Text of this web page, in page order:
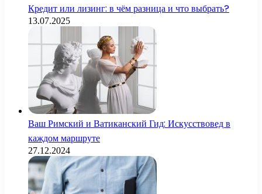
Кредит или лизинг: в чём разница и что выбрать?
13.07.2025
Ваш Римский и Ватиканский Гид: Искусствовед в
каждом маршруте
27.12.2024